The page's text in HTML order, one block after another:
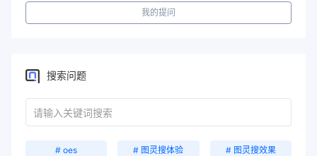
我的提问
搜索问题
# oes # 图灵搜体验 # 图灵搜效果